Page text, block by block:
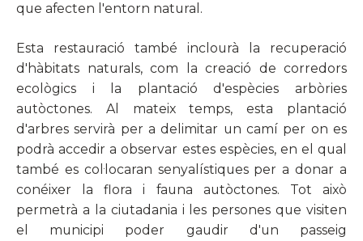
que afecten l'entorn natural.
Esta restauració també inclourà la recuperació
d'hàbitats naturals, com la creació de corredors
ecològics i la plantació d'espècies arbòries
autòctones. Al mateix temps, esta plantació
d'arbres servirà per a delimitar un camí per on es
podrà accedir a observar estes espècies, en el qual
també es col·locaran senyalístiques per a donar a
conéixer la flora i fauna autòctones. Tot això
permetrà a la ciutadania i les persones que visiten
el municipi poder gaudir d'un passeig